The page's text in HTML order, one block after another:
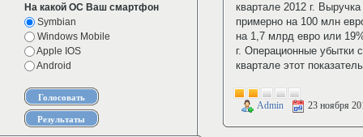
квартале 2012 г.
примерно на 100 млн
на 1,7 млрд евро или
г. Операционные убытки
квартале этот
Admin 23 ноября
На какой ОС Ваш смартфон
Symbian
Windows Mobile
Apple IOS
Android